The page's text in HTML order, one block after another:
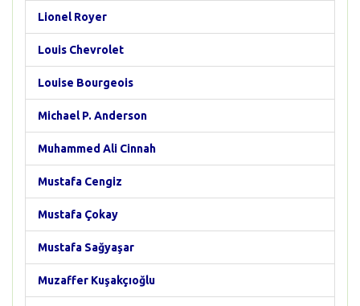
Lionel Royer
Louis Chevrolet
Louise Bourgeois
Michael P. Anderson
Muhammed Ali Cinnah
Mustafa Cengiz
Mustafa Çokay
Mustafa Sağyaşar
Muzaffer Kuşakçıoğlu